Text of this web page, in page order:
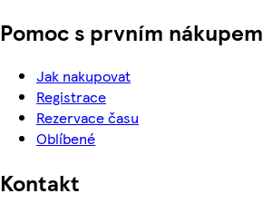
Pomoc s prvním nákupem
Jak nakupovat
Registrace
Rezervace času
Oblíbené
Kontakt